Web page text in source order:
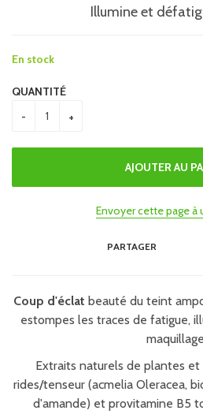
Illumine et
En stock
QUANTITÉ
Envoyer cette page à
PARTAGER
Coup d'éclat beauté du teint
estompes les traces de fatigue,
Extraits naturels de plantes
rides/tenseur (acmelia Oleracea,
d'amande) et provitamine B5